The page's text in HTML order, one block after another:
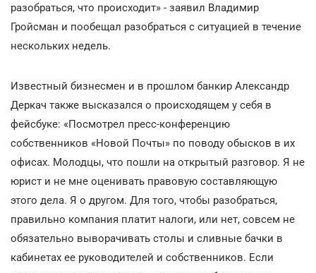
разобраться, что происходит» - заявил Владимир
Гройсман и пообещал разобраться с ситуацией в течение
нескольких недель.
Известный бизнесмен и в прошлом банкир Александр
Деркач также высказался о происходящем у себя в
фейсбуке: «Посмотрел пресс-конференцию
собственников «Новой Почты» по поводу обысков в их
офисах. Молодцы, что пошли на открытый разговор. Я не
юрист и не мне оценивать правовую составляющую
этого дела. Я о другом. Для того, чтобы разобраться,
правильно компания платит налоги, или нет, совсем не
обязательно выворачивать столы и сливные бачки в
кабинетах ее руководителей и собственников. Если